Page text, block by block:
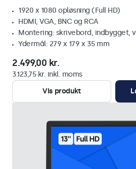
1920 x 1080 opløsning (Full HD)
HDMI, VGA, BNC og RCA
Montering: skrivebord, indbygget,
Ydermål: 279 x 179 x 35 mm
2.499,00 kr.
3.123,75 kr. inkl. moms
Vis produkt